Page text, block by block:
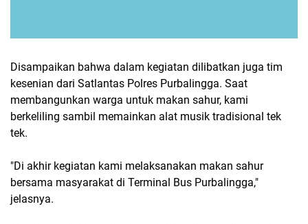
Disampaikan bahwa dalam kegiatan dilibatkan juga tim
kesenian dari Satlantas Polres Purbalingga. Saat
membangunkan warga untuk makan sahur, kami
berkeliling sambil memainkan alat musik tradisional tek
tek.
"Di akhir kegiatan kami melaksanakan makan sahur
bersama masyarakat di Terminal Bus Purbalingga,"
jelasnya.